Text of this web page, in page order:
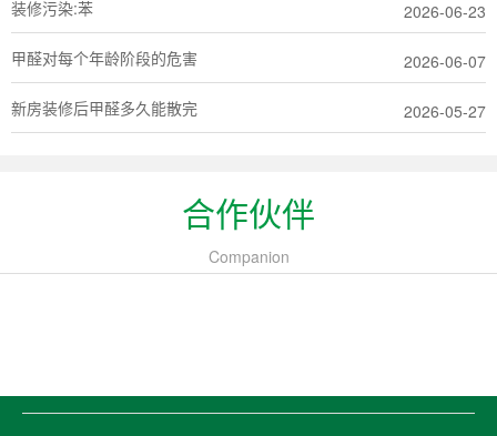
装修污染:苯 2026-06-23
甲醛对每个年龄阶段的危害 2026-06-07
新房装修后甲醛多久能散完 2026-05-27
合作伙伴
Companion